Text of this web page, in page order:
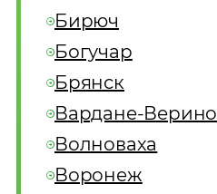
Бирюч
Богучар
Брянск
Вардане-Верино
Волноваха
Воронеж